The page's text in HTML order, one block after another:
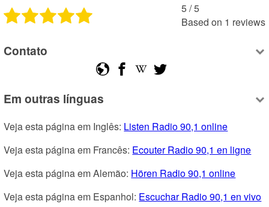
5 /5
Based on 1 reviews
Contato
Em outras línguas
Veja esta página em Inglês: Listen Radio 90,1 online
Veja esta página em Francês: Ecouter Radio 90,1 en ligne
Veja esta página em Alemão: Hören Radio 90,1 online
Veja esta página em Espanhol: Escuchar Radio 90,1 en vivo